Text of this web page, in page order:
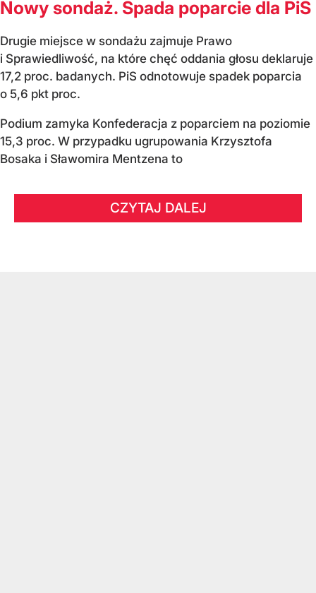
Nowy sondaż. Spada poparcie dla PiS
Drugie miejsce w sondażu zajmuje Prawo
i Sprawiedliwość, na które chęć oddania głosu deklaruje
17,2 proc. badanych. PiS odnotowuje spadek poparcia
o 5,6 pkt proc.
Podium zamyka Konfederacja z poparciem na poziomie
15,3 proc. W przypadku ugrupowania Krzysztofa
Bosaka i Sławomira Mentzena to
CZYTAJ DALEJ